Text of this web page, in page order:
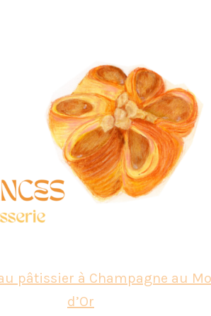
pâtissier à Champagne au
d’Or